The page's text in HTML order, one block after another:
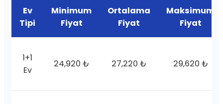
Ev
Tipi
Minimum
Fiyat
Ortalama
Fiyat
Maksimum
Fiyat
1+1
Ev
24,920 ₺ 27,220 ₺ 29,620 ₺